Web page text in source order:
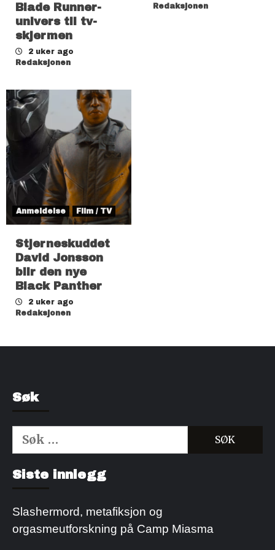
Blade Runner-
univers til tv-
skjermen
2 uker ago
Redaksjonen
Redaksjonen
Anmeldelse Film / TV
Stjerneskuddet
David Jonsson
blir den nye
Black Panther
2 uker ago
Redaksjonen
Søk
Søk
etter:
Siste innlegg
Slashermord, metafiksjon og
orgasmeutforskning på Camp Miasma